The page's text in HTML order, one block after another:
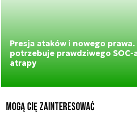
Presja ataków i nowego
potrzebuje prawdziwego SOC-
atrapy
Mogą Cię zainteresować